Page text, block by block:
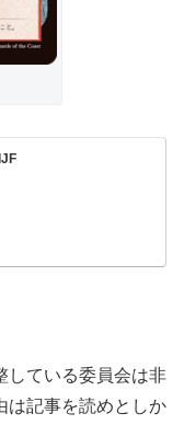
している委員会は非
は記事を読めとしか